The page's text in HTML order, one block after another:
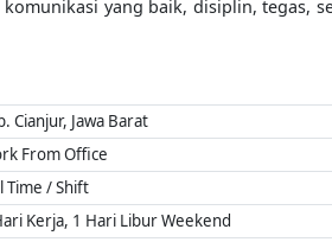
yang baik, disiplin, tegas,
Cianjur, Jawa Barat
From Office
Time / Shift
Kerja, 1 Hari Libur Weekend